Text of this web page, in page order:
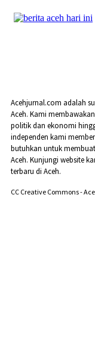
Acehjurnal.com adalah
Aceh. Kami
politik dan ekonomi
independen kami
butuhkan untuk
Aceh. Kunjungi website
terbaru di Aceh.
CC Creative Commons -